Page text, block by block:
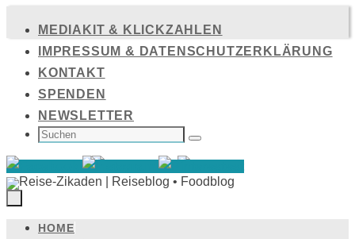
Inhalt
springen
MEDIAKIT & KLICKZAHLEN
IMPRESSUM & DATENSCHUTZERKLÄRUNG
KONTAKT
SPENDEN
NEWSLETTER
SUCHEN
NACH: Suchen
Zum
HOME